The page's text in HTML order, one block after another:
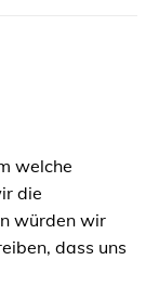
welche
die
würden wir
dass uns